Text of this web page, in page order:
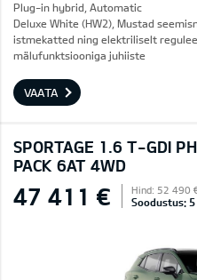
Plug-in hybrid, Automatic
Deluxe White (HW2), Mustad
istmekatted ning elektriliselt
mälufunktsiooniga juhiiste
VAATA
SPORTAGE 1.6 T-GDI
PACK 6AT 4WD
47 411 € Hind: 52 490
Soodustus: